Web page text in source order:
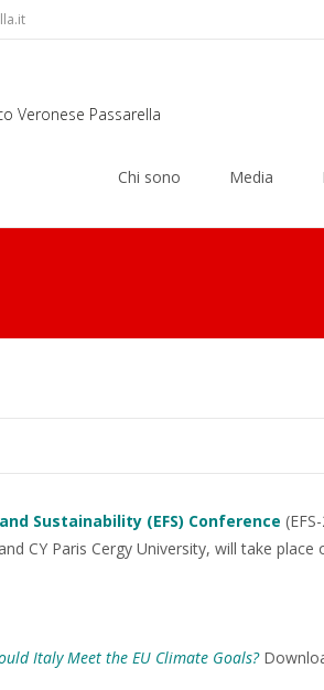
Veronese Passarella
Chi sono Media
Sustainability (EFS) Conference
CY Paris Cergy University, will take place
Italy Meet the EU Climate Goals?